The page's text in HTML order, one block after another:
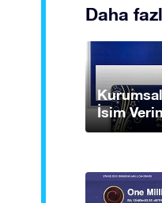
Daha
İsim Verin